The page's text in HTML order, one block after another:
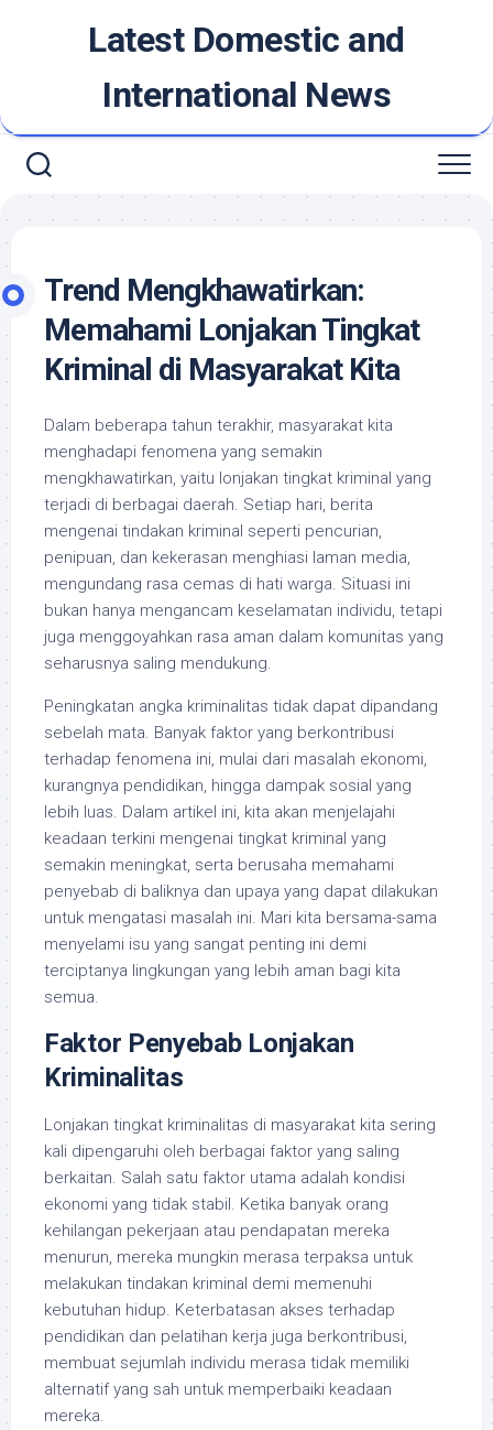
Latest Domestic and
International News
Trend Mengkhawatirkan:
Memahami Lonjakan Tingkat
Kriminal di Masyarakat Kita
Dalam beberapa tahun terakhir, masyarakat kita
menghadapi fenomena yang semakin
mengkhawatirkan, yaitu lonjakan tingkat kriminal yang
terjadi di berbagai daerah. Setiap hari, berita
mengenai tindakan kriminal seperti pencurian,
penipuan, dan kekerasan menghiasi laman media,
mengundang rasa cemas di hati warga. Situasi ini
bukan hanya mengancam keselamatan individu, tetapi
juga menggoyahkan rasa aman dalam komunitas yang
seharusnya saling mendukung.
Peningkatan angka kriminalitas tidak dapat dipandang
sebelah mata. Banyak faktor yang berkontribusi
terhadap fenomena ini, mulai dari masalah ekonomi,
kurangnya pendidikan, hingga dampak sosial yang
lebih luas. Dalam artikel ini, kita akan menjelajahi
keadaan terkini mengenai tingkat kriminal yang
semakin meningkat, serta berusaha memahami
penyebab di baliknya dan upaya yang dapat dilakukan
untuk mengatasi masalah ini. Mari kita bersama-sama
menyelami isu yang sangat penting ini demi
terciptanya lingkungan yang lebih aman bagi kita
semua.
Faktor Penyebab Lonjakan
Kriminalitas
Lonjakan tingkat kriminalitas di masyarakat kita sering
kali dipengaruhi oleh berbagai faktor yang saling
berkaitan. Salah satu faktor utama adalah kondisi
ekonomi yang tidak stabil. Ketika banyak orang
kehilangan pekerjaan atau pendapatan mereka
menurun, mereka mungkin merasa terpaksa untuk
melakukan tindakan kriminal demi memenuhi
kebutuhan hidup. Keterbatasan akses terhadap
pendidikan dan pelatihan kerja juga berkontribusi,
membuat sejumlah individu merasa tidak memiliki
alternatif yang sah untuk memperbaiki keadaan
mereka.